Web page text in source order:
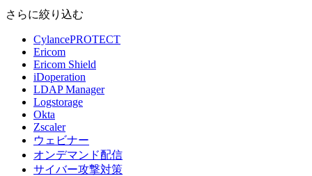
さらに絞り込む
CylancePROTECT
Ericom
Ericom Shield
iDoperation
LDAP Manager
Logstorage
Okta
Zscaler
ウェビナー
オンデマンド配信
サイバー攻撃対策